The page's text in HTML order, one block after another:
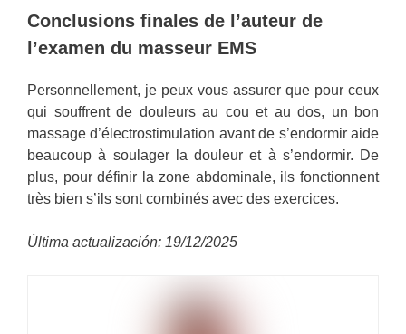
Conclusions finales de l’auteur de
l’examen du masseur EMS
Personnellement, je peux vous assurer que pour ceux
qui souffrent de douleurs au cou et au dos, un bon
massage d’électrostimulation avant de s’endormir aide
beaucoup à soulager la douleur et à s’endormir. De
plus, pour définir la zone abdominale, ils fonctionnent
très bien s’ils sont combinés avec des exercices.
Última actualización: 19/12/2025